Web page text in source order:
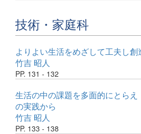
技術・家庭科
よりよい生活をめざして工夫し
竹吉 昭人
PP. 131 - 132
生活の中の課題を多面的にとら
の実践から
竹吉 昭人
PP. 133 - 138